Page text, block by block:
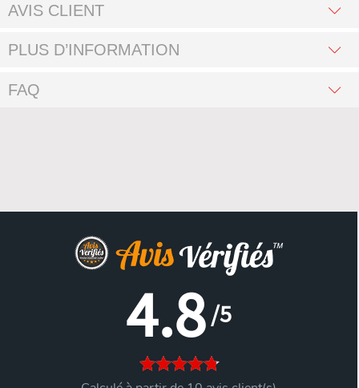
AVIS CLIENT
PLUS D’INFORMATION
FAQ
4.8/5